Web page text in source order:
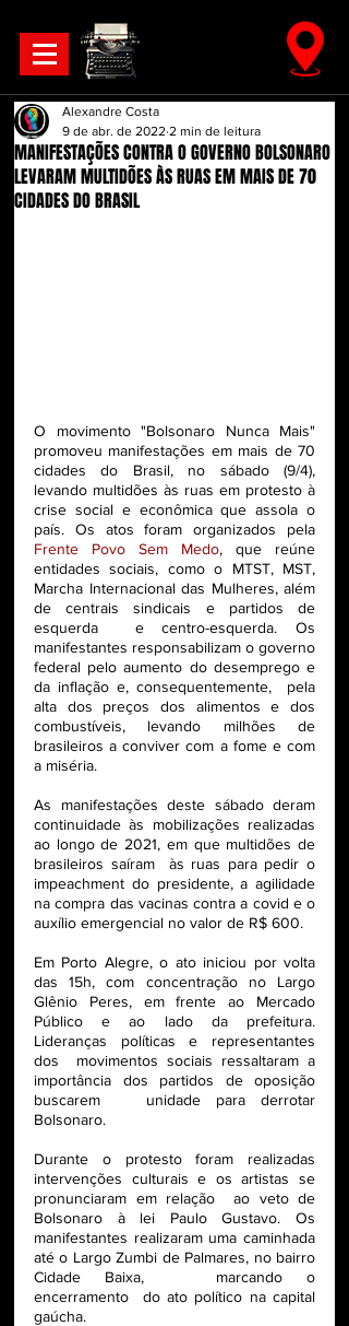
MANIFESTAÇÕES CONTRA O GOVERNO BOLSONARO
LEVARAM MULTIDÕES ÀS RUAS EM MAIS DE 70
CIDADES DO BRASIL
Alexandre Costa
9 de abr. de 2022 2 min de leitura
O movimento "Bolsonaro Nunca Mais"
promoveu manifestações em mais de 70
cidades do Brasil, no sábado (9/4),
levando multidões às ruas em protesto à
crise social e econômica que assola o
Frente Povo Sem Medo, que reúne
entidades sociais, como o MTST, MST,
Marcha Internacional das Mulheres, além
de centrais sindicais e partidos de
esquerda  e centro-esquerda. Os
manifestantes responsabilizam o governo
federal pelo aumento do desemprego e
da inflação e, consequentemente,  pela
alta dos preços dos alimentos e dos
combustíveis, levando milhões de
brasileiros a conviver com a fome e com
a miséria.
As manifestações deste sábado deram
continuidade às mobilizações realizadas
ao longo de 2021, em que multidões de
brasileiros saíram  às ruas para pedir o
impeachment do presidente, a agilidade
na compra das vacinas contra a covid e o
auxílio emergencial no valor de R$ 600.
Em Porto Alegre, o ato iniciou por volta
das 15h, com concentração no Largo
Glênio Peres, em frente ao Mercado
Público e ao lado da prefeitura.
Lideranças políticas e representantes
dos  movimentos sociais ressaltaram a
importância dos partidos de oposição
buscarem   unidade para derrotar
Bolsonaro.
Durante o protesto foram realizadas
intervenções culturais e os artistas se
pronunciaram em relação  ao veto de
Bolsonaro à lei Paulo Gustavo. Os
manifestantes realizaram uma caminhada
até o Largo Zumbi de Palmares, no bairro
Cidade Baixa,   marcando o
encerramento  do ato político na capital
gaúcha.